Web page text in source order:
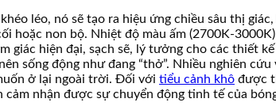
léo, nó sẽ tạo ra hiệu ứng chiều sâu thị
non bộ. Nhiệt độ màu ấm (2700K-3000K)
hiện đại, sạch sẽ, lý tưởng cho các thiết
sống động như đang “thở”. Nhiều nghiên
ở lại ngoài trời. Đối với tiểu cảnh khô được
nhận được sự chuyển động tinh tế của